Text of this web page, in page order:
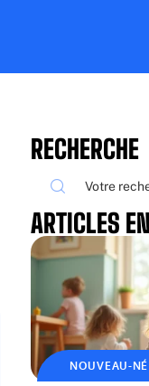
RECHERCHE
ARTICLES
NOUVEAU-NÉ